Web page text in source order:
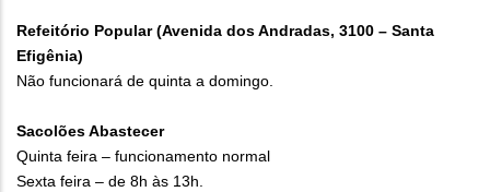
Refeitório Popular (Avenida dos Andradas, 3100 – Santa
Efigênia)
Não funcionará de quinta a domingo.
Sacolões Abastecer
Quinta feira – funcionamento normal
Sexta feira – de 8h às 13h.